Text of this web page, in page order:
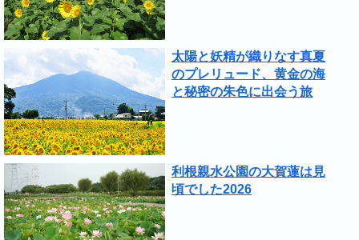
太陽と妖精が織りなす真夏
のプレリュード、黄金の海
と秘密の朱色に出会う旅
利根親水公園の大賀蓮は見
頃でした2026